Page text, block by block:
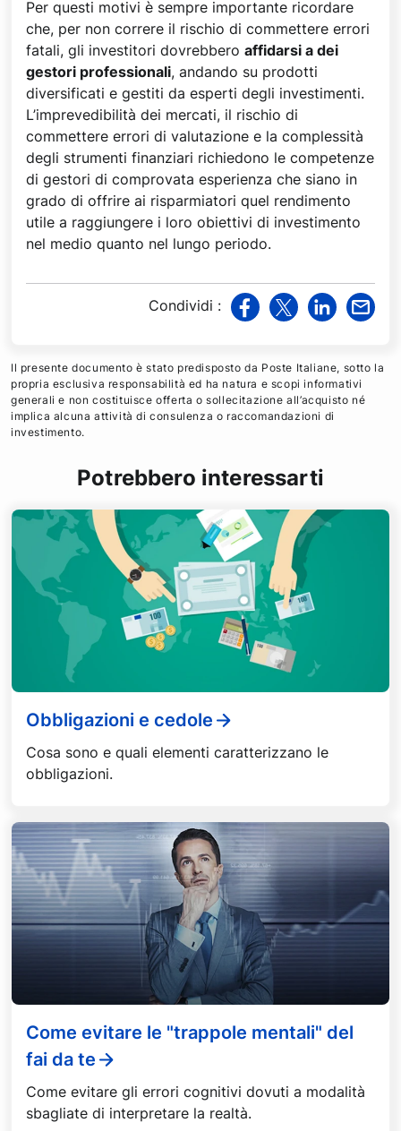
Per questi motivi è sempre importante ricordare
che, per non correre il rischio di commettere errori
fatali, gli investitori dovrebbero affidarsi a dei
gestori professionali, andando su prodotti
diversificati e gestiti da esperti degli investimenti.
L’imprevedibilità dei mercati, il rischio di
commettere errori di valutazione e la complessità
degli strumenti finanziari richiedono le competenze
di gestori di comprovata esperienza che siano in
grado di offrire ai risparmiatori quel rendimento
utile a raggiungere i loro obiettivi di investimento
nel medio quanto nel lungo periodo.
Condividi :
v
a
F
a
c
o
o
v
a
T
w
i
e
r
v
L
i
i
Il presente documento è stato predisposto da Poste Italiane, sotto la
propria esclusiva responsabilità ed ha natura e scopi informativi
generali e non costituisce offerta o sollecitazione all’acquisto né
implica alcuna attività di consulenza o raccomandazioni di
investimento.
Potrebbero interessarti
Obbligazioni e cedole
Cosa sono e quali elementi caratterizzano le
obbligazioni.
Come evitare le "trappole mentali" del
fai da te
Come evitare gli errori cognitivi dovuti a modalità
sbagliate di interpretare la realtà.